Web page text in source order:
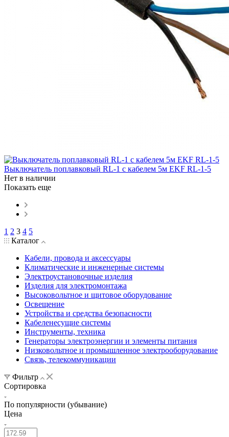
Выключатель поплавковый RL-1 с кабелем 5м EKF RL-1-5
Нет в наличии
Показать еще
1 2 3 4 5
Каталог
Кабели, провода и аксессуары
Климатические и инженерные системы
Электроустановочные изделия
Изделия для электромонтажа
Высоковольтное и щитовое оборудование
Освещение
Устройства и средства безопасности
Кабеленесущие системы
Инструменты, техника
Генераторы электроэнергии и элементы питания
Низковольтное и промышленное электрооборудование
Связь, телекоммуникации
Фильтр
Сортировка
По популярности (убывание)
Цена